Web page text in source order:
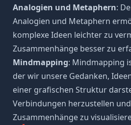
Analogien und Metaphern:
Analogien und Metaphern
komplexe Ideen leichter zu
Zusammenhänge besser zu
Mindmapping: Mindmapping
der wir unsere Gedanken,
einer grafischen Struktur
Verbindungen herzustellen
Zusammenhänge zu